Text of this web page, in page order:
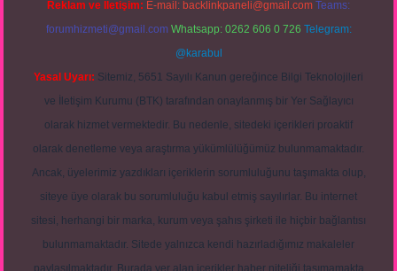
Reklam ve İletişim: E-mail: backlinkpaneli@gmail.com Teams:
forumhizmeti@gmail.com Whatsapp: 0262 606 0 726 Telegram:
@karabul
Yasal Uyarı: Sitemiz, 5651 Sayılı Kanun gereğince Bilgi Teknolojileri
ve İletişim Kurumu (BTK) tarafından onaylanmış bir Yer Sağlayıcı
olarak hizmet vermektedir. Bu nedenle, sitedeki içerikleri proaktif
olarak denetleme veya araştırma yükümlülüğümüz bulunmamaktadır.
Ancak, üyelerimiz yazdıkları içeriklerin sorumluluğunu taşımakta olup,
siteye üye olarak bu sorumluluğu kabul etmiş sayılırlar. Bu internet
sitesi, herhangi bir marka, kurum veya şahıs şirketi ile hiçbir bağlantısı
bulunmamaktadır. Sitede yalnızca kendi hazırladığımız makaleler
paylaşılmaktadır. Burada yer alan içerikler haber niteliği taşımamakta